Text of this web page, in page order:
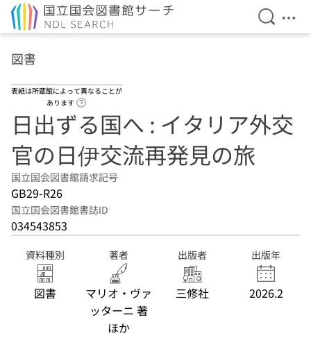
検索を
メ
図書
表紙は所蔵館によって異なることが
あります
日出ずる国へ : イタリア外交
官の日伊交流再発見の旅
国立国会図書館請求記号
GB29-R26
国立国会図書館書誌ID
034543853
資料種別
図書
著者
マリオ・ヴァ
ッターニ 著
ほか
出版者
三修社
出版年
2026.2